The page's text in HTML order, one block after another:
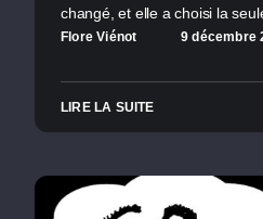
changé, et elle a choisi la
Flore Viénot 9 décembre
LIRE LA SUITE